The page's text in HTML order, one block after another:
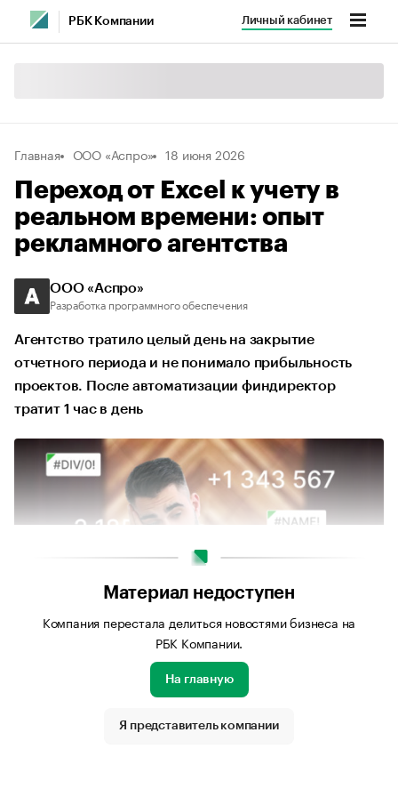
РБК Компании Личный кабинет
Главная ООО «Аспро» 18 июня 2026
Переход от Excel к учету в
реальном времени: опыт
рекламного агентства
ООО «Аспро»
Разработка программного обеспечения
Агентство тратило целый день на закрытие
отчетного периода и не понимало прибыльность
проектов. После автоматизации финдиректор
тратит 1 час в день
Источник изображения: Личный архив Аспро.Cloud
Материал недоступен
Компания перестала делиться новостями бизнеса на
РБК Компании.
На главную
Я представитель компании